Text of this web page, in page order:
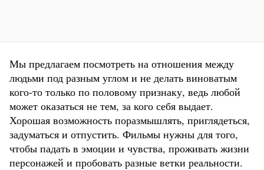
Мы предлагаем посмотреть на отношения между
людьми под разным углом и не делать виноватым
кого-то только по половому признаку, ведь любой
может оказаться не тем, за кого себя выдает.
Хорошая возможность поразмышлять, приглядеться,
задуматься и отпустить. Фильмы нужны для того,
чтобы падать в эмоции и чувства, проживать жизни
персонажей и пробовать разные ветки реальности.